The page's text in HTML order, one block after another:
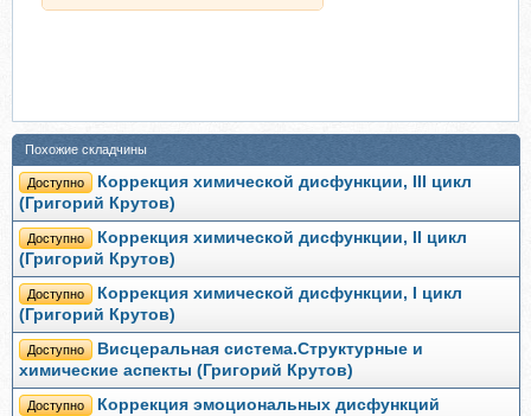
Похожие складчины
Доступно
Коррекция химической дисфункции, III цикл
(Григорий Крутов)
Доступно
Коррекция химической дисфункции, II цикл
(Григорий Крутов)
Доступно
Коррекция химической дисфункции, I цикл
(Григорий Крутов)
Доступно
Висцеральная система.Структурные и
химические аспекты (Григорий Крутов)
Доступно
Коррекция эмоциональных дисфункций